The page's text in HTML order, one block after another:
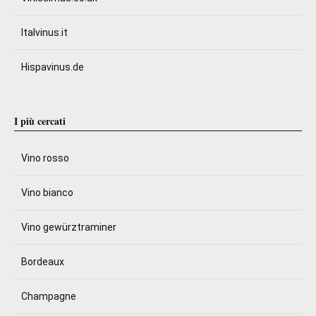
Italvinus.it
Hispavinus.de
I più cercati
Vino rosso
Vino bianco
Vino gewürztraminer
Bordeaux
Champagne